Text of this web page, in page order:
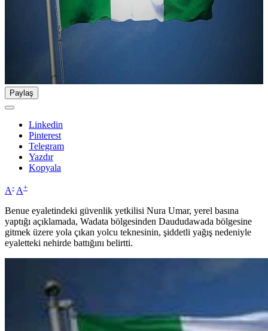
Paylaş
Linkedin
Pinterest
Telegram
Yazdır
Kopyala
A- A+
Benue eyaletindeki güvenlik yetkilisi Nura Umar, yerel basına
yaptığı açıklamada, Wadata bölgesinden Daududawada bölgesine
gitmek üzere yola çıkan yolcu teknesinin, şiddetli yağış nedeniyle
eyaletteki nehirde battığını belirtti.